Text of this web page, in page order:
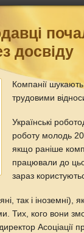
досвіду
Компанії
трудовими
Українські
роботу молодь
якщо раніше
працювали до
зараз
так і іноземні),
Тих, кого вони
Асоціації